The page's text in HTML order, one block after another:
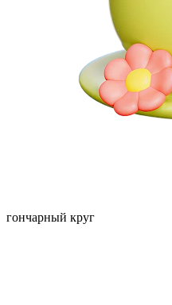
гончарный круг